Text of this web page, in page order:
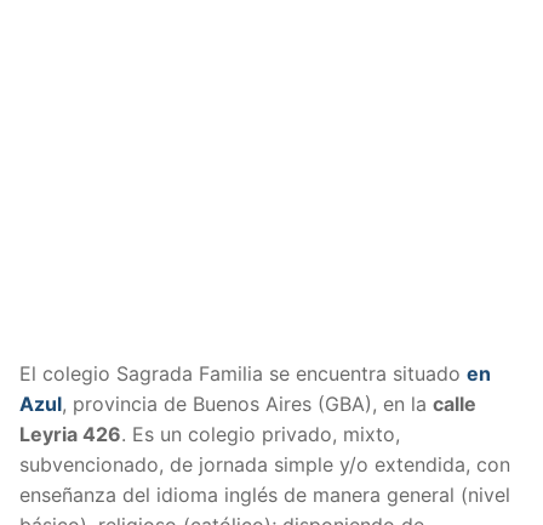
El colegio Sagrada Familia se encuentra situado en
Azul, provincia de Buenos Aires (GBA), en la calle
Leyria 426. Es un colegio privado, mixto,
subvencionado, de jornada simple y/o extendida, con
enseñanza del idioma inglés de manera general (nivel